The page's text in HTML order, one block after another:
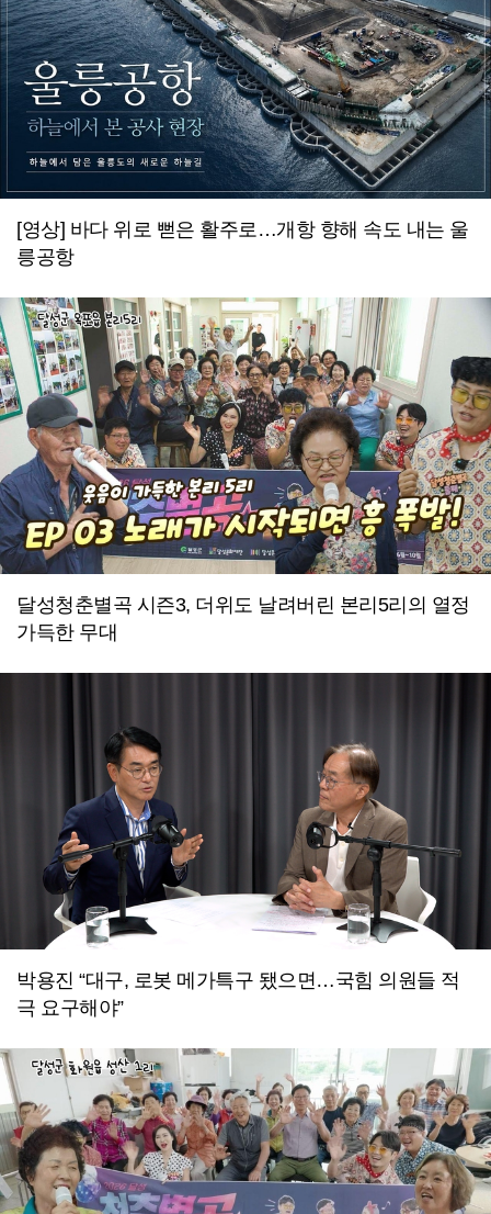
[영상] 바다 위로 뻗은 활주로…개항 향해 속도 내는 울
릉공항
달성청춘별곡 시즌3, 더위도 날려버린 본리5리의 열정
가득한 무대
박용진 “대구, 로봇 메가특구 됐으면…국힘 의원들 적
극 요구해야”